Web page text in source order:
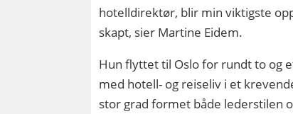
hotelldirektør, blir min viktigste
skapt, sier Martine Eidem.
Hun flyttet til Oslo for rundt to og
med hotell- og reiseliv i et
stor grad formet både lederstilen